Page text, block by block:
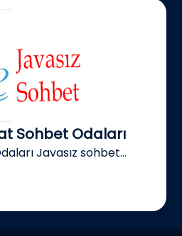
Sohbet Odaları
Javasız sohbet...